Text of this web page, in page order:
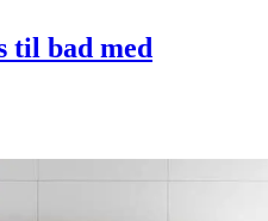
til bad med